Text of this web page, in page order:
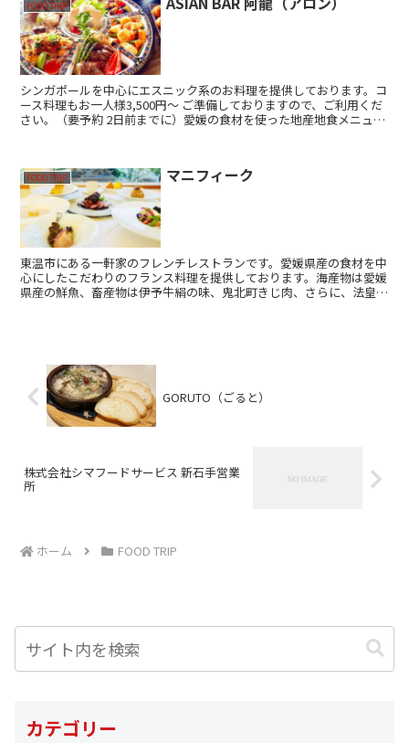
FOOD TRIP
シンガポールを中心にエスニック系のお料理を提供しております。コ
ース料理もお一人様3,500円～ ご準備しておりますので、ご利用くだ
さい。（要予約 2日前までに）愛媛の食材を使った地産地食メニュー
FOOD TRIP マニフィーク
東温市にある一軒家のフレンチレストランです。愛媛県産の食材を中
心にしたこだわりのフランス料理を提供しております。海産物は愛媛
県産の鮮魚、畜産物は伊予牛絹の味、鬼北町きじ肉、さらに、法皇キ
GORUTO（ごると）
株式会社シマフードサービス 新石手営業
所
ホーム FOOD TRIP
カテゴリー